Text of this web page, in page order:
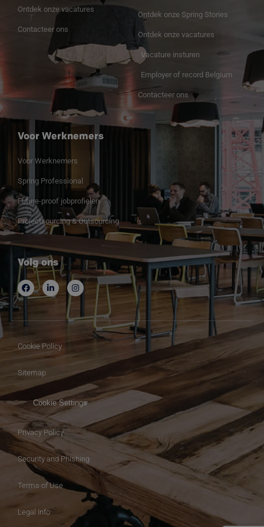
Ontdek onze vacatures
Contacteer ons
Ontdek onze Spring Stories
Ontdek onze vacatures
Vacature insturen
Employer of record Belgium
Contacteer ons
Voor Werknemers
Voor Werknemers
Spring Professional
Future-proof jobprofielen
Projectsourcing & Outsourcing
Volg ons
Cookie Policy
Sitemap
Cookie Settings
Privacy Policy
Security and Phishing
Terms of Use
Legal Info